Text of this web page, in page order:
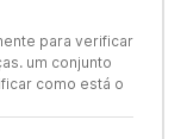
para verificar
um conjunto
como está o